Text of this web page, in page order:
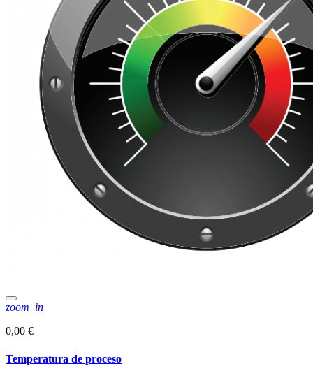
zoom_in
0,00 €
Temperatura de proceso